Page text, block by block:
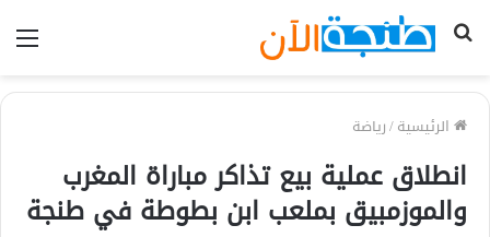
بحث
الرئيسية/رياضة
انطلاق عملية بيع تذاكر مباراة المغرب
والموزمبيق بملعب ابن بطوطة في طنجة